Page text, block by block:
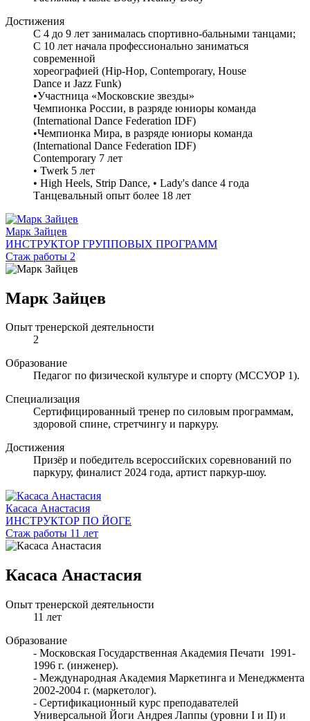
Достижения
С 4 до 9 лет занималась спортивно-бальными танцами;
С 10 лет начала профессионально заниматься
современной
хореографией (Hip-Hop, Contemporary, House
Dance и Jazz Funk)
•Участница «Московские звезды»
Чемпионка России, в разряде юниоры команда
(International Dance Federation IDF)
•Чемпионка Мира, в разряде юниоры команда
(International Dance Federation IDF)
Contemporary 7 лет
• Twerk 5 лет
• High Heels, Strip Dance, • Lady's dance 4 года
Танцевальный опыт более 18 лет
Марк Зайцев
ИНСТРУКТОР ГРУППОВЫХ ПРОГРАММ
Стаж работы 2
Марк Зайцев
Опыт тренерской деятельности
2
Образование
Педагог по физической культуре и спорту (МССУОР 1).
Специализация
Сертифицированный тренер по силовым программам,
здоровой спине, стретчингу и паркуру.
Достижения
Призёр и победитель всероссийских соревнований по
паркуру, финалист 2024 года, артист паркур-шоу.
Касаса Анастасия
ИНСТРУКТОР ПО ЙОГЕ
Стаж работы 11 лет
Касаса Анастасия
Опыт тренерской деятельности
11 лет
Образование
- Московская Государственная Академия Печати 1991-
1996 г. (инженер).
- Международная Академия Маркетинга и Менеджмента
2002-2004 г. (маркетолог).
- Сертификационный курс преподавателей
Универсальной Йоги Андрея Лаппы (уровни I и II) и